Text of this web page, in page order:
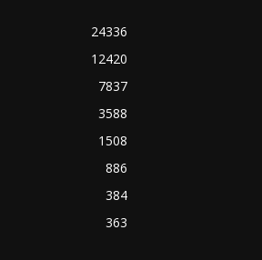
24336
12420
7837
3588
1508
886
384
363